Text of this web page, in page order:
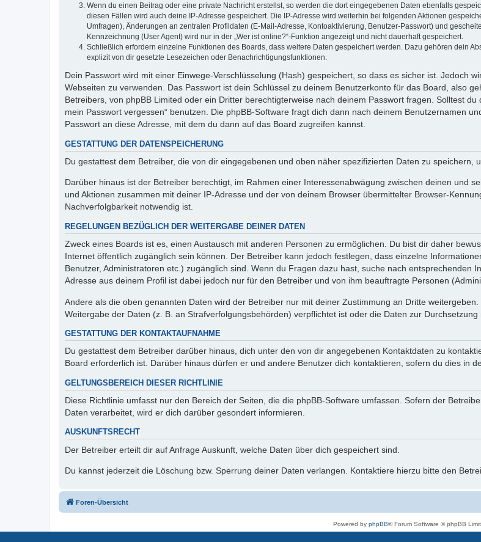
Wenn du einen Beitrag oder eine private Nachricht erstellst, so werden die dort eingegebenen Daten ebenfalls
diesen Fällen wird auch deine IP-Adresse gespeichert. Die IP-Adresse wird weiterhin bei folgenden Aktionen
Umfragen), Änderungen an zentralen Profildaten (E-Mail-Adresse, Kontoaktivierung, Benutzer-Passwort) und
Kennzeichnung (User Agent) wird nur in der „Wer ist online?“-Funktion angezeigt und nicht dauerhaft gespeichert.
Schließlich erfordern einzelne Funktionen des Boards, dass weitere Daten gespeichert werden. Dazu gehören dein
explizit von dir gesetzte Lesezeichen oder Benachrichtigungsfunktionen.
Dein Passwort wird mit einer Einwege-Verschlüsselung (Hash) gespeichert, so dass es sicher ist. Jedoch
Webseiten zu verwenden. Das Passwort ist dein Schlüssel zu deinem Benutzerkonto für das Board, also
Betreibers, von phpBB Limited oder ein Dritter berechtigterweise nach deinem Passwort fragen. Solltest
mein Passwort vergessen“ benutzen. Die phpBB-Software fragt dich dann nach deinem Benutzernamen
Passwort an diese Adresse, mit dem du dann auf das Board zugreifen kannst.
GESTATTUNG DER DATENSPEICHERUNG
Du gestattest dem Betreiber, die von dir eingegebenen und oben näher spezifizierten Daten zu speichern,
Darüber hinaus ist der Betreiber berechtigt, im Rahmen einer Interessenabwägung zwischen deinen und
und Aktionen zusammen mit deiner IP-Adresse und der von deinem Browser übermittelter Browser-
Nachverfolgbarkeit notwendig ist.
REGELUNGEN BEZÜGLICH DER WEITERGABE DEINER DATEN
Zweck eines Boards ist es, einen Austausch mit anderen Personen zu ermöglichen. Du bist dir daher
Internet öffentlich zugänglich sein können. Der Betreiber kann jedoch festlegen, dass einzelne
Benutzer, Administratoren etc.) zugänglich sind. Wenn du Fragen dazu hast, suche nach entsprechenden
Adresse aus deinem Profil ist dabei jedoch nur für den Betreiber und von ihm beauftragte Personen
Andere als die oben genannten Daten wird der Betreiber nur mit deiner Zustimmung an Dritte
Weitergabe der Daten (z. B. an Strafverfolgungsbehörden) verpflichtet ist oder die Daten zur
GESTATTUNG DER KONTAKTAUFNAHME
Du gestattest dem Betreiber darüber hinaus, dich unter den von dir angegebenen Kontaktdaten zu
Board erforderlich ist. Darüber hinaus dürfen er und andere Benutzer dich kontaktieren, sofern du dies in
GELTUNGSBEREICH DIESER RICHTLINIE
Diese Richtlinie umfasst nur den Bereich der Seiten, die die phpBB-Software umfassen. Sofern der
Daten verarbeitet, wird er dich darüber gesondert informieren.
AUSKUNFTSRECHT
Der Betreiber erteilt dir auf Anfrage Auskunft, welche Daten über dich gespeichert sind.
Du kannst jederzeit die Löschung bzw. Sperrung deiner Daten verlangen. Kontaktiere hierzu bitte den
Foren-Übersicht
Powered by phpBB® Forum Software © phpBB